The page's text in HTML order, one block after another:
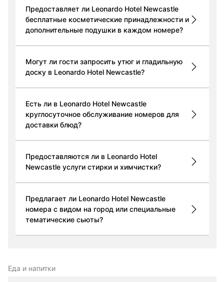
Предоставляет ли Leonardo Hotel Newcastle
бесплатные косметические принадлежности и
дополнительные подушки в каждом номере?
Могут ли гости запросить утюг и гладильную
доску в Leonardo Hotel Newcastle?
Есть ли в Leonardo Hotel Newcastle
круглосуточное обслуживание номеров для
доставки блюд?
Предоставляются ли в Leonardo Hotel
Newcastle услуги стирки и химчистки?
Предлагает ли Leonardo Hotel Newcastle
номера с видом на город или специальные
тематические сьюты?
Еда и напитки